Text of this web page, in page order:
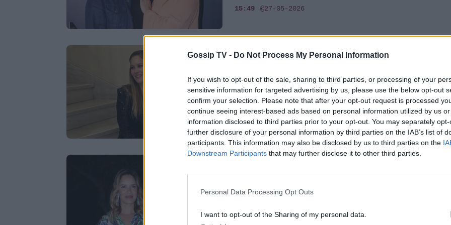
Gossip TV - Do Not Process My Personal Information
If you wish to opt-out of the sale, sharing to third parties, or processing of your
sensitive information for targeted advertising by us, please use the below opt-out
confirm your selection. Please note that after your opt-out request is processed
continue seeing interest-based ads based on personal information utilized by us
information disclosed to third parties prior to your opt-out. You may separately
further disclosure of your personal information by third parties on the IAB’s list of
participants. This information may also be disclosed by us to third parties on the
Downstream Participants that may further disclose it to other third parties.
Personal Data Processing Opt Outs
I want to opt-out of the Sharing of my personal data.
15:49 @27-05-2026
SHOWBIZ
σε θέματα υγείας μετά την απόκτηση των
παιδιών... Συγκινούμαι»
19:58 @11-03-2026
Χάρης Χριστόπουλος: «Πήγαμε σε
14:30 @03-03-2026